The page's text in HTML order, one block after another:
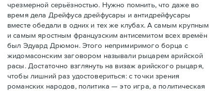
чрезмерной серьёзностью. Нужно помнить, что даже во
время дела Дрейфуса дрейфусары и антидрейфусары
вместе обедали в одних и тех же клубах. А самым крупным
и самым яростным французским антисемитом всех времён
был Эдуард Дрюмон. Этого непримиримого борца с
жидомасонским заговором называли рыцарем арийской
расы. Достаточно взглянуть на визаж арийского рыцаря,
чтобы лишний раз удостовериться: с точки зрения
романских народов, политика — это игра, а политическая